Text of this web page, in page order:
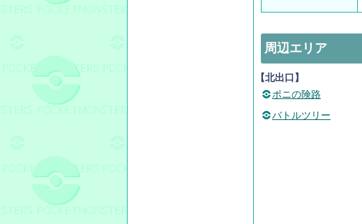
周辺エリア
【北出口】
ポニの険路
バトルツリー